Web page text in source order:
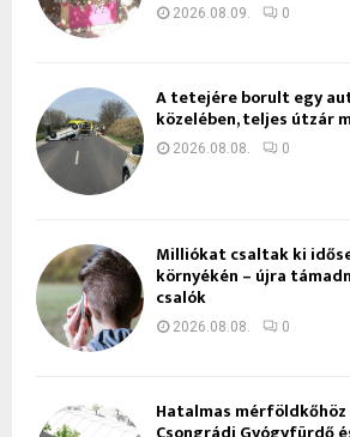
2026.08.09. 0
A tetejére borult egy
közelében, teljes útzár
2026.08.08. 0
Milliókat csaltak ki
környékén – újra
csalók
2026.08.08. 0
Hatalmas